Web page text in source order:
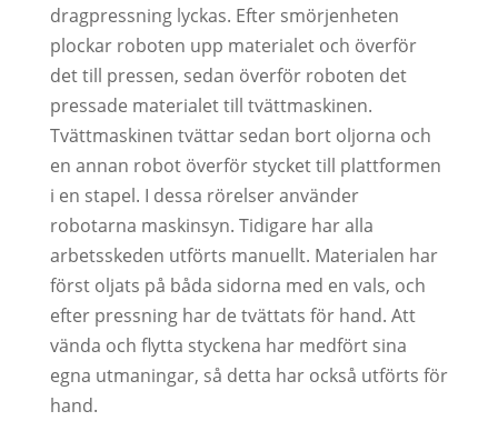
dragpressning lyckas. Efter smörjenheten
plockar roboten upp materialet och överför
det till pressen, sedan överför roboten det
pressade materialet till tvättmaskinen.
Tvättmaskinen tvättar sedan bort oljorna och
en annan robot överför stycket till plattformen
i en stapel. I dessa rörelser använder
robotarna maskinsyn. Tidigare har alla
arbetsskeden utförts manuellt. Materialen har
först oljats på båda sidorna med en vals, och
efter pressning har de tvättats för hand. Att
vända och flytta styckena har medfört sina
egna utmaningar, så detta har också utförts för
hand.